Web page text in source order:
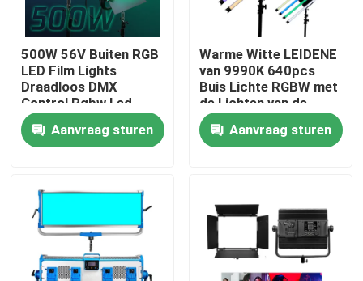
Fabriekstocht
Kwaliteitscontrole
Neem contact met ons op
Gevallen
LEIDENE Videostudiolichten
500W 56V Buiten RGB
LED Film Lights
Draadloos DMX
Control Rgbw Led
Stage Lights 50000lm
Aanvraag sturen
Warme Witte LEIDENE
van 9990K 640pcs
Buis Lichte RGBW met
de Lichten van de
Gevolgenfilm
Aanvraag sturen